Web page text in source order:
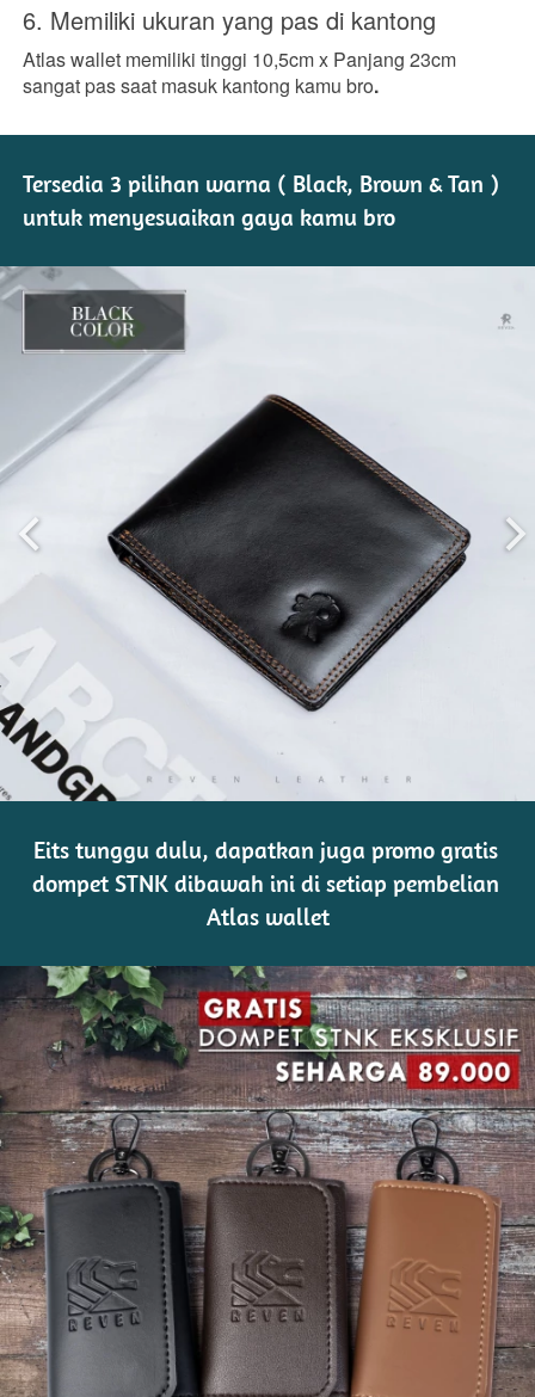
6. Memiliki ukuran yang pas di kantong
Atlas wallet memiliki tinggi 10,5cm x Panjang 23cm
sangat pas saat masuk kantong kamu bro.
Tersedia 3 pilihan warna ( Black, Brown & Tan )
untuk menyesuaikan gaya kamu bro
Eits tunggu dulu, dapatkan juga promo gratis
dompet STNK dibawah ini di setiap pembelian
Atlas wallet